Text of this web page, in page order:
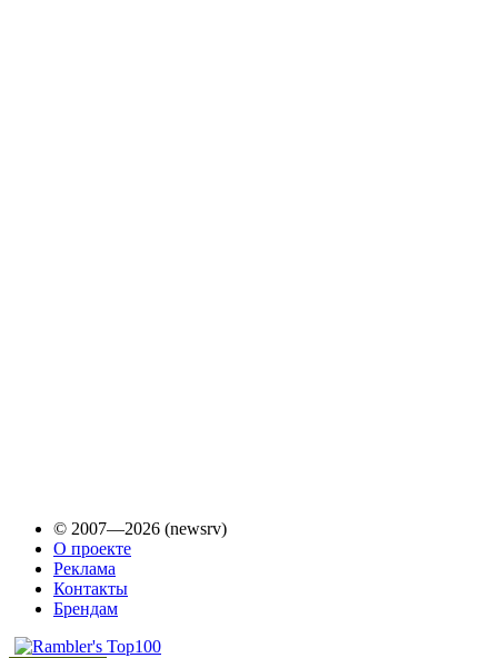
© 2007—2026 (newsrv)
О проекте
Реклама
Контакты
Брендам